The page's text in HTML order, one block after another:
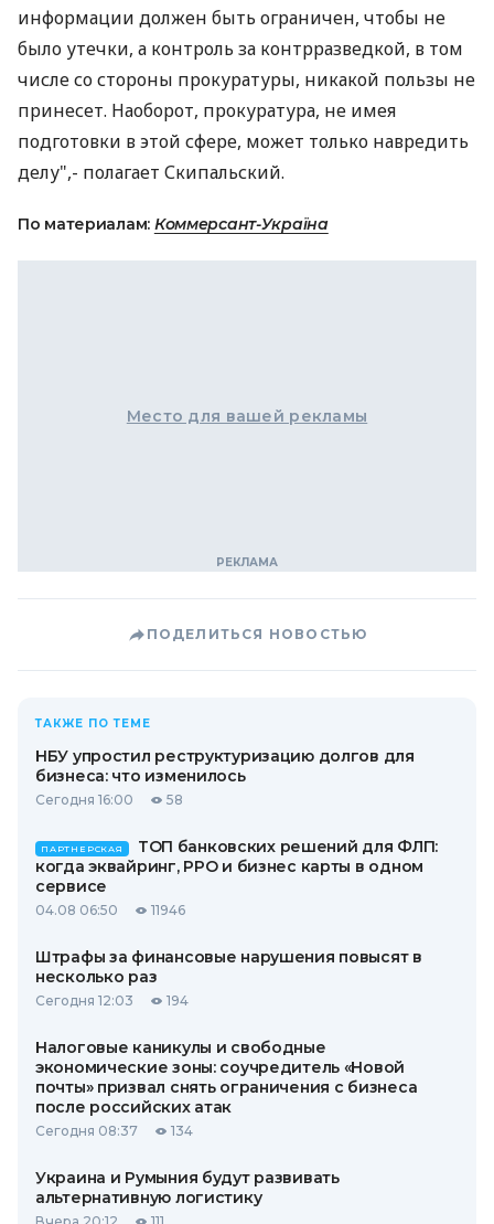
информации должен быть ограничен, чтобы не
было утечки, а контроль за контрразведкой, в том
числе со стороны прокуратуры, никакой пользы не
принесет. Наоборот, прокуратура, не имея
подготовки в этой сфере, может только навредить
делу",- полагает Скипальский.
По материалам: Коммерсант-Україна
Место для вашей рекламы
ПОДЕЛИТЬСЯ НОВОСТЬЮ
ТАКЖЕ ПО ТЕМЕ
НБУ упростил реструктуризацию долгов для
бизнеса: что изменилось
Сегодня 16:00 58
ПАРТНЕРСКАЯ
ТОП банковских решений для ФЛП:
когда эквайринг, РРО и бизнес карты в одном
сервисе
04.08 06:50 11946
Штрафы за финансовые нарушения повысят в
несколько раз
Сегодня 12:03 194
Налоговые каникулы и свободные
экономические зоны: соучредитель «Новой
почты» призвал снять ограничения с бизнеса
после российских атак
Сегодня 08:37 134
Украина и Румыния будут развивать
альтернативную логистику